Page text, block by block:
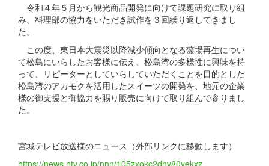
令和４年５月から観光商品開発に向けて課題研究に取り組
み、料理部の協力をいただき試作を３回繰り返してきまし
た。
この度、東日本大震災以降減少傾向となる藻場再生につい
て松島にいらしたお客様に伝え、松島湾の多様性に興味を持
って、リピーターとしていらしていただくことを目的とした
松島湾のアカモクを活用したスイーツの開発を、地元の企業
様の御支援と御協力を賜り販売に向けて取り組んで参りまし
た。
宮城テレビ放送様のニュース（外部リンクに移動します）
https://news.ntv.co.jp/nnn/105zxokc2dhv80yekxz